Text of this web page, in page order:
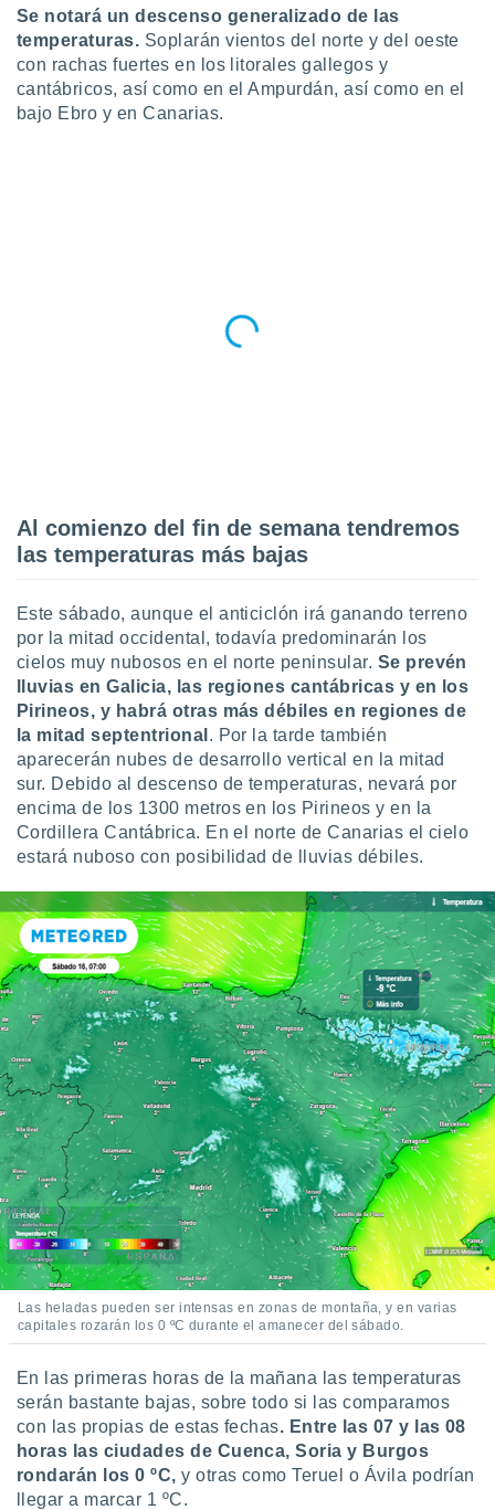
Se notará un descenso generalizado de las
temperaturas. Soplarán vientos del norte y del oeste
con rachas fuertes en los litorales gallegos y
cantábricos, así como en el Ampurdán, así como en el
bajo Ebro y en Canarias.
Al comienzo del fin de semana tendremos
las temperaturas más bajas
Este sábado, aunque el anticiclón irá ganando terreno
por la mitad occidental, todavía predominarán los
cielos muy nubosos en el norte peninsular. Se prevén
lluvias en Galicia, las regiones cantábricas y en los
Pirineos, y habrá otras más débiles en regiones de
la mitad septentrional . Por la tarde también
aparecerán nubes de desarrollo vertical en la mitad
sur. Debido al descenso de temperaturas, nevará por
encima de los 1300 metros en los Pirineos y en la
Cordillera Cantábrica. En el norte de Canarias el cielo
estará nuboso con posibilidad de lluvias débiles.
Las heladas pueden ser intensas en zonas de montaña, y en varias
capitales rozarán los 0 ºC durante el amanecer del sábado.
En las primeras horas de la mañana las temperaturas
serán bastante bajas, sobre todo si las comparamos
con las propias de estas fechas. Entre las 07 y las 08
horas las ciudades de Cuenca, Soria y Burgos
rondarán los 0 ºC, y otras como Teruel o Ávila podrían
llegar a marcar 1 ºC.